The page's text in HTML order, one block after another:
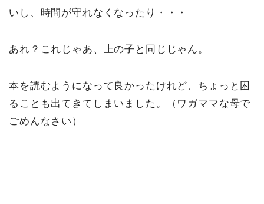
いし、時間が守れなくなったり・・・
あれ？これじゃあ、上の子と同じじゃん。
本を読むようになって良かったけれど、ちょっと困
ることも出てきてしまいました。（ワガママな母で
ごめんなさい）